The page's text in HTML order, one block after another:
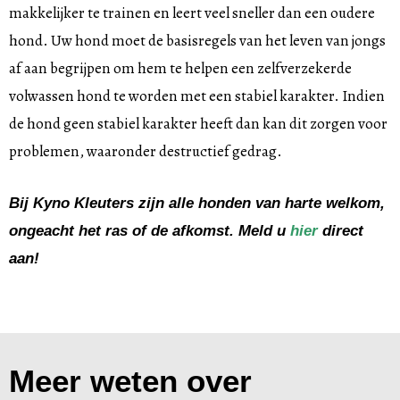
makkelijker te trainen en leert veel sneller dan een oudere
hond. Uw hond moet de basisregels van het leven van jongs
af aan begrijpen om hem te helpen een zelfverzekerde
volwassen hond te worden met een stabiel karakter. Indien
de hond geen stabiel karakter heeft dan kan dit zorgen voor
problemen, waaronder destructief gedrag.
Bij Kyno Kleuters zijn alle honden van harte welkom,
ongeacht het ras of de afkomst. Meld u hier direct
aan!
Meer weten over